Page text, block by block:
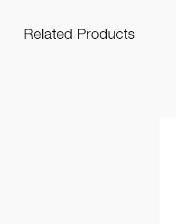
Related Products